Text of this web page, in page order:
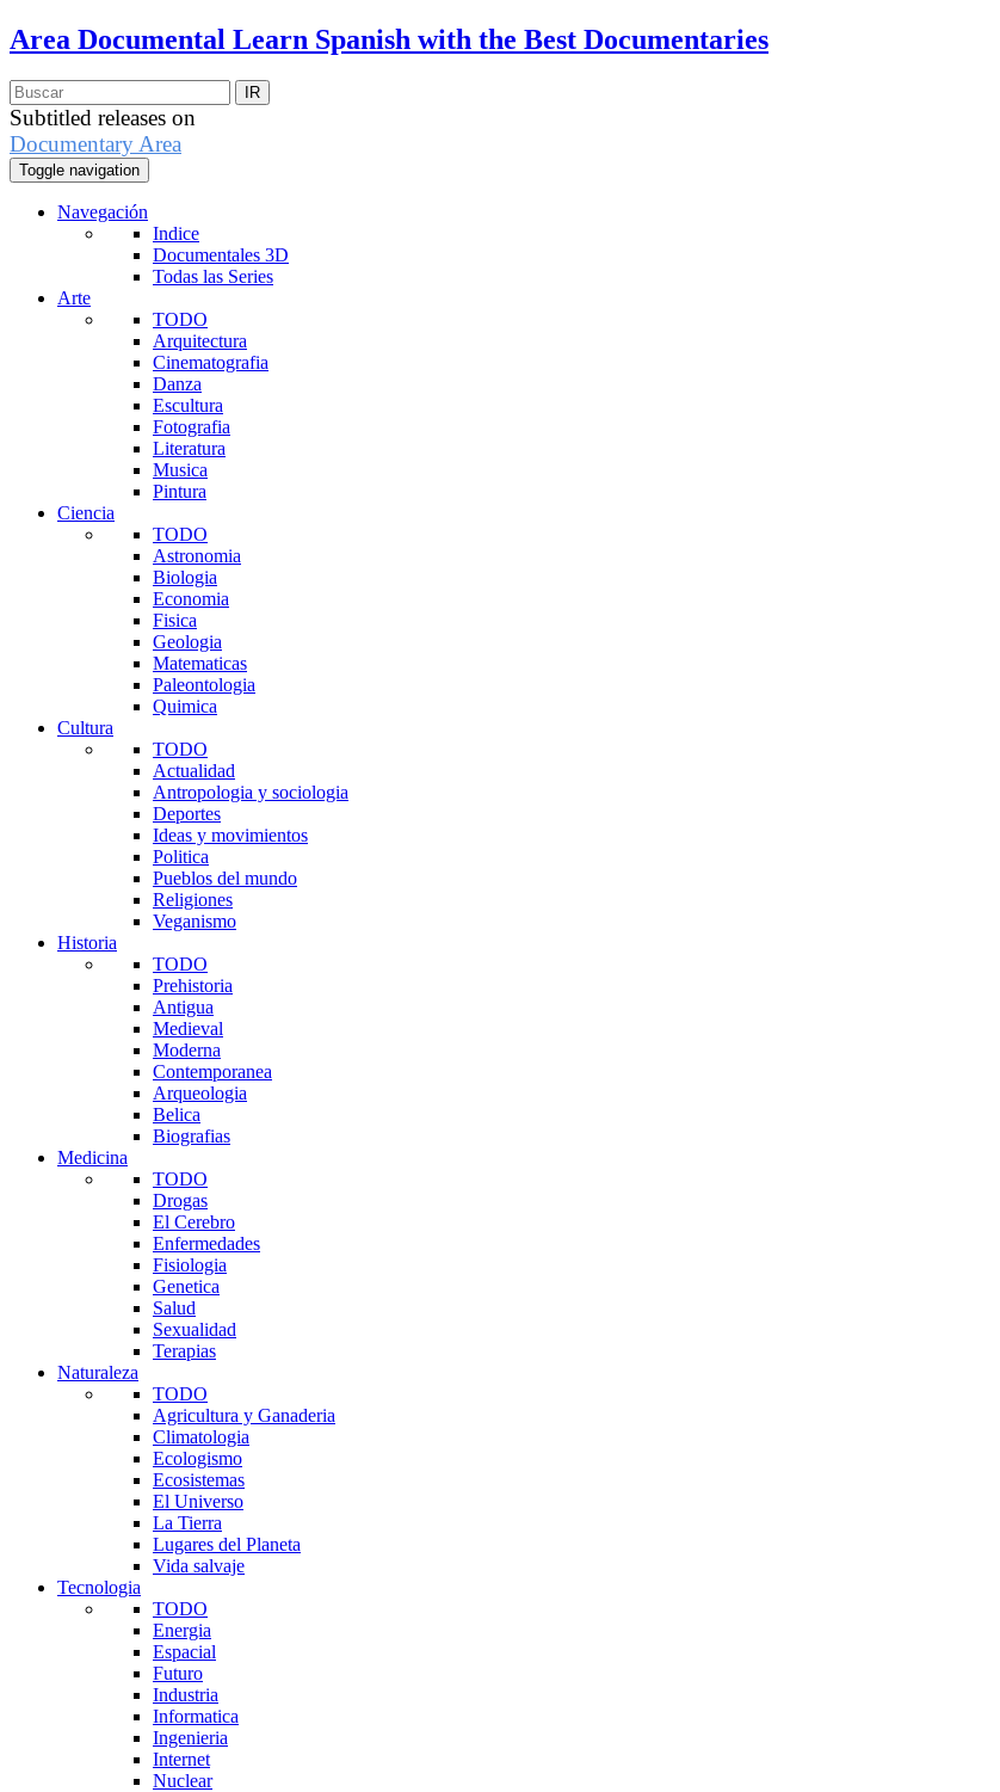
Area Documental Learn Spanish with the Best Documentaries
Subtitled releases on
Documentary Area
Toggle navigation
Navegación
Indice
Documentales 3D
Todas las Series
Arte
TODO
Arquitectura
Cinematografia
Danza
Escultura
Fotografia
Literatura
Musica
Pintura
Ciencia
TODO
Astronomia
Biologia
Economia
Fisica
Geologia
Matematicas
Paleontologia
Quimica
Cultura
TODO
Actualidad
Antropologia y sociologia
Deportes
Ideas y movimientos
Politica
Pueblos del mundo
Religiones
Veganismo
Historia
TODO
Prehistoria
Antigua
Medieval
Moderna
Contemporanea
Arqueologia
Belica
Biografias
Medicina
TODO
Drogas
El Cerebro
Enfermedades
Fisiologia
Genetica
Salud
Sexualidad
Terapias
Naturaleza
TODO
Agricultura y Ganaderia
Climatologia
Ecologismo
Ecosistemas
El Universo
La Tierra
Lugares del Planeta
Vida salvaje
Tecnologia
TODO
Energia
Espacial
Futuro
Industria
Informatica
Ingenieria
Internet
Nuclear